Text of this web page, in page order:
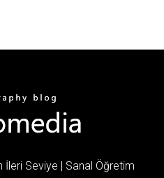
İleri Seviye | Sanal Öğretim